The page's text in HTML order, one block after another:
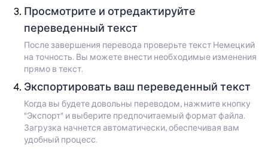
Просмотрите и отредактируйте
переведенный текст
После завершения перевода проверьте текст Немецкий
на точность. Вы можете внести необходимые изменения
прямо в текст.
Экспортировать ваш переведенный текст
Когда вы будете довольны переводом, нажмите кнопку
"Экспорт" и выберите предпочитаемый формат файла.
Загрузка начнется автоматически, обеспечивая вам
удобный процесс.